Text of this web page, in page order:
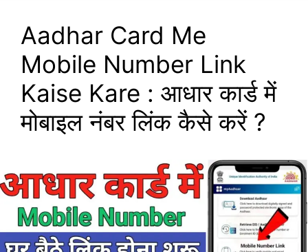
Aadhar Card Me
Mobile Number Link
Kaise Kare : आधार कार्ड में
मोबाइल नंबर लिंक कैसे करें ?